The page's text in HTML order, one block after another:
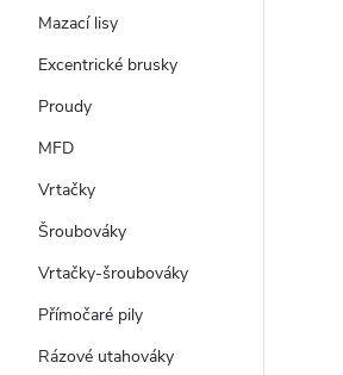
Mazací lisy
Excentrické brusky
Proudy
MFD
Vrtačky
Šroubováky
Vrtačky-šroubováky
Přímočaré pily
Rázové utahováky